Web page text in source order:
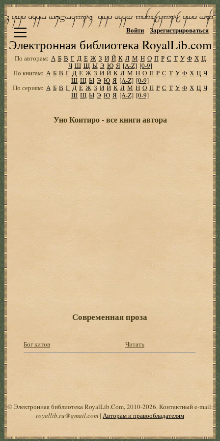
Электронная библиотека RoyalLib.com
Войти Зарегистрироваться
По авторам: А Б В Г Д Е Ж З И Й К Л М Н О П Р С Т У Ф Х Ц
Ч Ш Щ Ы Э Ю Я [A-Z] [0-9]
По книгам: А Б В Г Д Е Ж З И Й К Л М Н О П Р С Т У Ф Х Ц Ч
Ш Щ Ы Э Ю Я [A-Z] [0-9]
По сериям: А Б В Г Д Е Ж З И Й К Л М Н О П Р С Т У Ф Х Ц Ч
Ш Щ Ы Э Ю Я [A-Z] [0-9]
Уно Коитиро - все книги автора
Современная проза
Бог китов Читать
© Электронная библиотека RoyalLib.Com, 2010-2026. Контактный e-mail:
royallib.ru@gmail.com| Авторам и правообладателям